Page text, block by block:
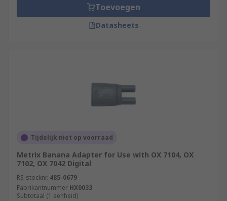
Toevoegen
Datasheets
Tijdelijk niet op voorraad
Metrix Banana Adapter for Use with OX 7104, OX
7102, OX 7042 Digital
RS-stocknr. 485-0679
Fabrikantnummer HX0033
Subtotaal (1 eenheid)